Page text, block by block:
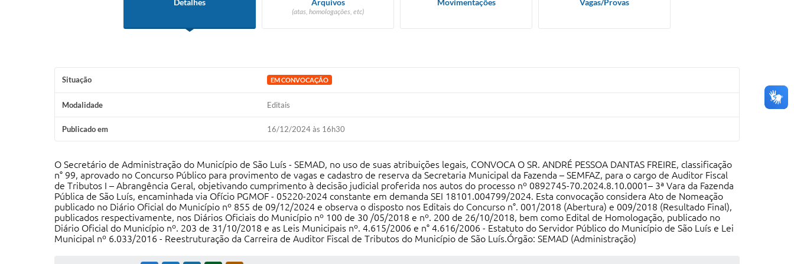
Detalhes Arquivos
(atas, homologações, etc)
Movimentações Vagas/Provas
Situação EM CONVOCAÇÃO
Modalidade Editais
Publicado em 16/12/2024 às 16h30
O Secretário de Administração do Município de São Luís - SEMAD, no uso de suas atribuições legais, CONVOCA O SR. ANDRÉ PESSOA DANTAS FREIRE, classificação
n° 99, aprovado no Concurso Público para provimento de vagas e cadastro de reserva da Secretaria Municipal da Fazenda – SEMFAZ, para o cargo de Auditor Fiscal
de Tributos I – Abrangência Geral, objetivando cumprimento à decisão judicial proferida nos autos do processo nº 0892745-70.2024.8.10.0001– 3ª Vara da Fazenda
Pública de São Luís, encaminhada via Ofício PGMOF - 05220-2024 constante em demanda SEI 18101.004799/2024. Esta convocação considera Ato de Nomeação
publicado no Diário Oficial do Município nº 855 de 09/12/2024 e observa o disposto nos Editais do Concurso n°. 001/2018 (Abertura) e 009/2018 (Resultado Final),
publicados respectivamente, nos Diários Oficiais do Município nº 100 de 30 /05/2018 e nº. 200 de 26/10/2018, bem como Edital de Homologação, publicado no
Diário Oficial do Município nº. 203 de 31/10/2018 e as Leis Municipais nº. 4.615/2006 e n° 4.616/2006 - Estatuto do Servidor Público do Município de São Luís e Lei
Municipal nº 6.033/2016 - Reestruturação da Carreira de Auditor Fiscal de Tributos do Município de São Luís.Órgão: SEMAD (Administração)